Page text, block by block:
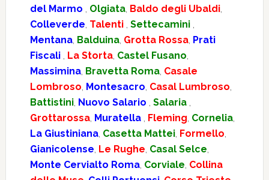
del Marmo , Olgiata, Baldo degli Ubaldi,
Colleverde, Talenti , Settecamini ,
Mentana, Balduina, Grotta Rossa, Prati
Fiscali , La Storta, Castel Fusano,
Massimina, Bravetta Roma, Casale
Lombroso, Montesacro, Casal Lumbroso,
Battistini, Nuovo Salario , Salaria ,
Grottarossa, Muratella , Fleming, Cornelia,
La Giustiniana, Casetta Mattei, Formello,
Gianicolense, Le Rughe, Casal Selce,
Monte Cervialto Roma, Corviale, Collina